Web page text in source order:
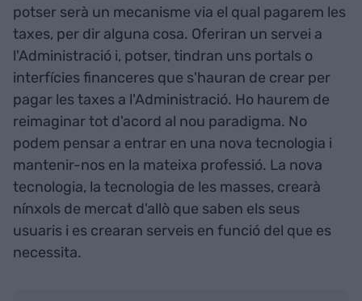
potser serà un mecanisme via el qual pagarem les
taxes, per dir alguna cosa. Oferiran un servei a
l'Administració i, potser, tindran uns portals o
interfícies financeres que s'hauran de crear per
pagar les taxes a l'Administració. Ho haurem de
reimaginar tot d'acord al nou paradigma. No
podem pensar a entrar en una nova tecnologia i
mantenir-nos en la mateixa professió. La nova
tecnologia, la tecnologia de les masses, crearà
nínxols de mercat d'allò que saben els seus
usuaris i es crearan serveis en funció del que es
necessita.